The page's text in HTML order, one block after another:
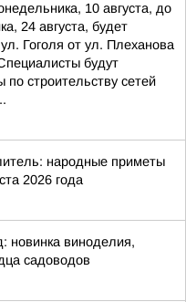
10 августа, до
24 августа, будет
Гоголя от ул. Плеханова
будут
по строительству сетей
народные приметы
2026 года
новинка виноделия,
садоводов